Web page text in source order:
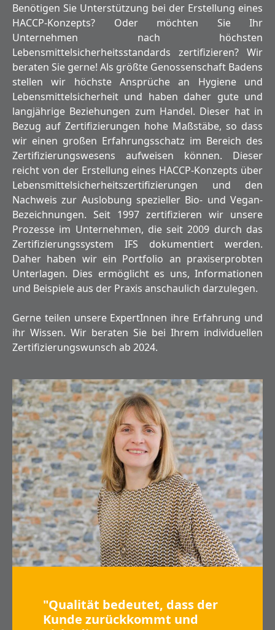
Benötigen Sie Unterstützung bei der Erstellung eines
HACCP-Konzepts? Oder möchten Sie Ihr
Unternehmen nach höchsten
Lebensmittelsicherheitsstandards zertifizieren? Wir
beraten Sie gerne! Als größte Genossenschaft Badens
stellen wir höchste Ansprüche an Hygiene und
Lebensmittelsicherheit und haben daher gute und
langjährige Beziehungen zum Handel. Dieser hat in
Bezug auf Zertifizierungen hohe Maßstäbe, so dass
wir einen großen Erfahrungsschatz im Bereich des
Zertifizierungswesens aufweisen können. Dieser
reicht von der Erstellung eines HACCP-Konzepts über
Lebensmittelsicherheitszertifizierungen und den
Nachweis zur Auslobung spezieller Bio- und Vegan-
Bezeichnungen. Seit 1997 zertifizieren wir unsere
Prozesse im Unternehmen, die seit 2009 durch das
Zertifizierungssystem IFS dokumentiert werden.
Daher haben wir ein Portfolio an praxiserprobten
Unterlagen. Dies ermöglicht es uns, Informationen
und Beispiele aus der Praxis anschaulich darzulegen.
Gerne teilen unsere ExpertInnen ihre Erfahrung und
ihr Wissen. Wir beraten Sie bei Ihrem individuellen
Zertifizierungswunsch ab 2024.
"Qualität bedeutet, dass der
Kunde zurückkommt und